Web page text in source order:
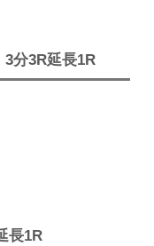
分3R延長1R
長1R